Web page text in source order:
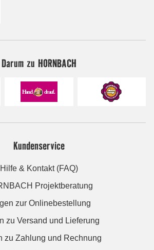
Darum zu HORNBACH
Kundenservice
Hilfe & Kontakt (FAQ)
Projektberatung
zur Onlinebestellung
zu Versand und Lieferung
zu Zahlung und Rechnung